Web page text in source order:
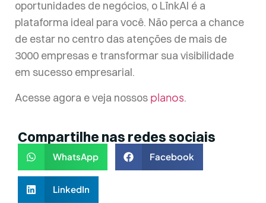
oportunidades de negócios, o LïnkAI é a
plataforma ideal para você. Não perca a chance
de estar no centro das atenções de mais de
3000 empresas e transformar sua visibilidade
em sucesso empresarial.
Acesse agora e veja nossos planos.
Compartilhe nas redes sociais
WhatsApp Facebook
LinkedIn